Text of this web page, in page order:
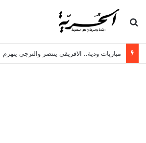
بحث عن
مباريات ودية.. الافريقي ينتصر والترجي ينهزم